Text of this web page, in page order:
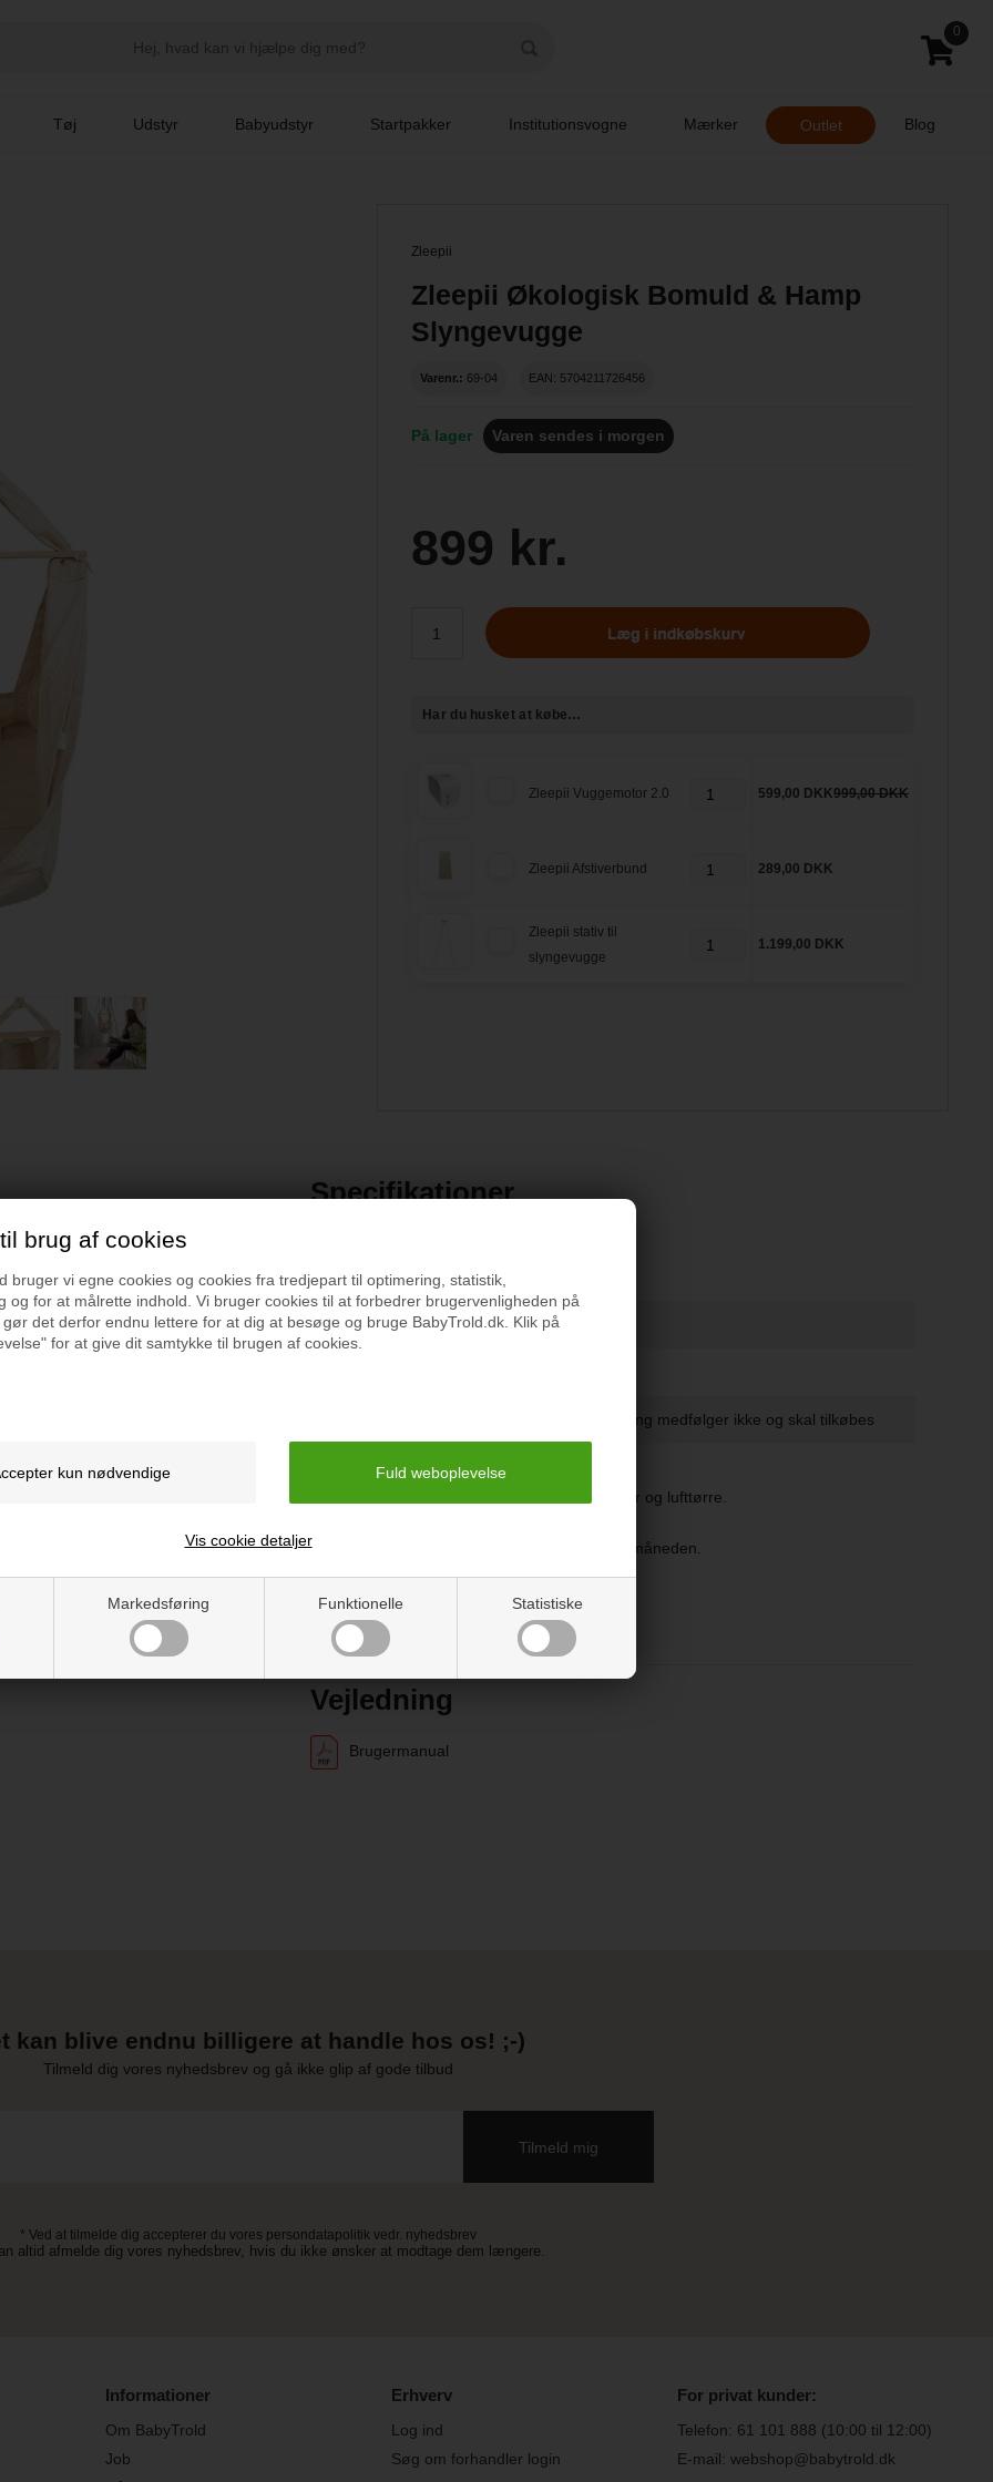
brug af cookies
bruger vi egne cookies og cookies fra tredjepart til optimering, statistik,
og for at målrette indhold. Vi bruger cookies til at forbedrer brugervenligheden på
det derfor endnu lettere for at dig at besøge og bruge BabyTrold.dk. Klik på
for at give dit samtykke til brugen af cookies.
Markedsføring Funktionelle Statistiske
Vis cookie detaljer
0
Tøj Udstyr Babyudstyr Startpakker Institutionsvogne Mærker Outlet Blog
Zleepii
Zleepii Økologisk Bomuld & Hamp
Slyngevugge
Varenr.: 69-04 EAN: 5704211726456
På lager Varen sendes i morgen
899 kr.
Har du husket at købe…
Zleepii Vuggemotor 2.0 599,00 DKK999,00 DKK
Zleepii Afstiverbund 289,00 DKK
Zleepii stativ til
slyngevugge
1.199,00 DKK
fra Zleepii.
hvis dit barn har
naturlig måde, ved at rokke
på den måde at fordele
noget af presset på
at slyngevuggen er
Specifikationer
Slyngevugge
Fjeder
MEDFØLGER IKKE: Afstiverbund samt ophæng medfølger ikke og skal tilkøbes
Vugge kan vaskes i hånden ved max 30 grader og lufttørre.
Luft gerne madrassen udendørs en gang om måneden.
Vejledning
Brugermanual
kan blive endnu billigere at handle hos os! ;-)
Tilmeld dig vores nyhedsbrev og gå ikke glip af gode tilbud
* Ved at tilmelde dig accepterer du vores persondatapolitik vedr. nyhedsbrev
altid afmelde dig vores nyhedsbrev, hvis du ikke ønsker at modtage dem længere.
Informationer
Om BabyTrold
Job
Erhverv
Log ind
Søg om forhandler login
For privat kunder:
Telefon: 61 101 888 (10:00 til 12:00)
E-mail: webshop@babytrold.dk